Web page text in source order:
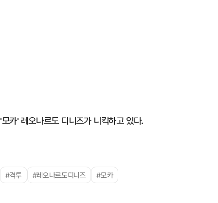
'모카' 레오나르도 디니즈가 니킥하고 있다.
#격투 #레오나르도디니즈 #모카